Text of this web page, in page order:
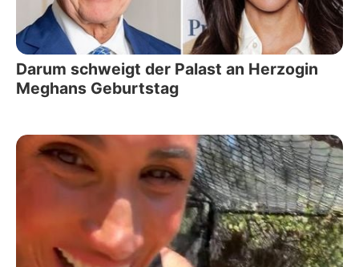
Darum schweigt der Palast an Herzogin
Meghans Geburtstag